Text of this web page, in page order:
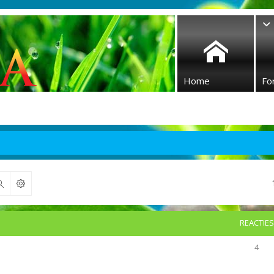
Home
Zoek
REACTIES
4